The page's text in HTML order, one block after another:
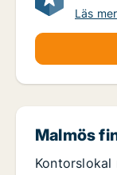
Läs mer
Malmös